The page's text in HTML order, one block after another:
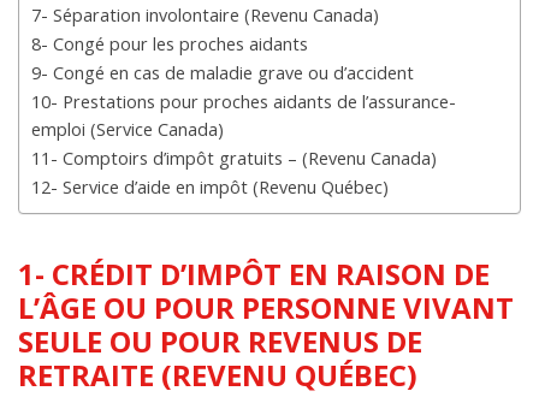
7- Séparation involontaire (Revenu Canada)
8- Congé pour les proches aidants
9- Congé en cas de maladie grave ou d’accident
10- Prestations pour proches aidants de l’assurance-
emploi (Service Canada)
11- Comptoirs d’impôt gratuits – (Revenu Canada)
12- Service d’aide en impôt (Revenu Québec)
1- CRÉDIT D’IMPÔT EN RAISON DE
L’ÂGE OU POUR PERSONNE VIVANT
SEULE OU POUR REVENUS DE
RETRAITE (REVENU QUÉBEC)